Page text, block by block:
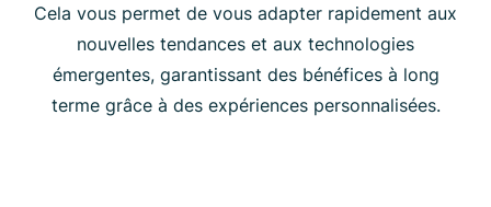
Cela vous permet de vous adapter rapidement aux
nouvelles tendances et aux technologies
émergentes, garantissant des bénéfices à long
terme grâce à des expériences personnalisées.